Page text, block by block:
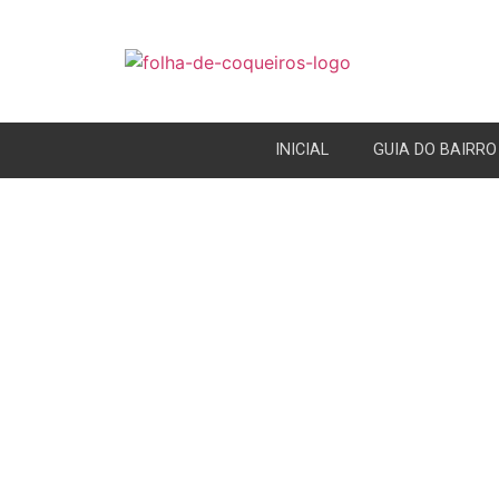
INICIAL GUIA DO BAIRRO